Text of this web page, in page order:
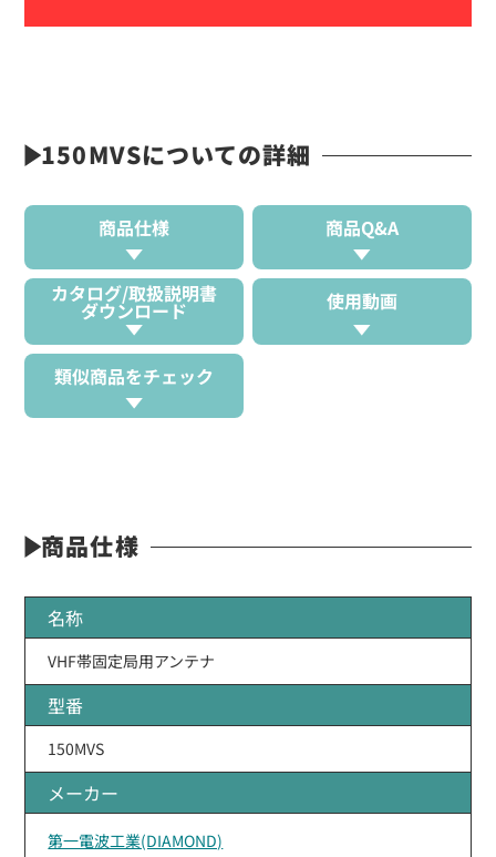
150MVSについての詳細
商品仕様 商品Q&A
カタログ/取扱説明書
ダウンロード 使用動画
類似商品をチェック
商品仕様
名称
VHF帯固定局用アンテナ
型番
150MVS
メーカー
第一電波工業(DIAMOND)